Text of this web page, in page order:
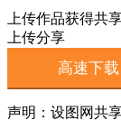
上传作品获得共
上传分享
高速下载
声明：设图网共